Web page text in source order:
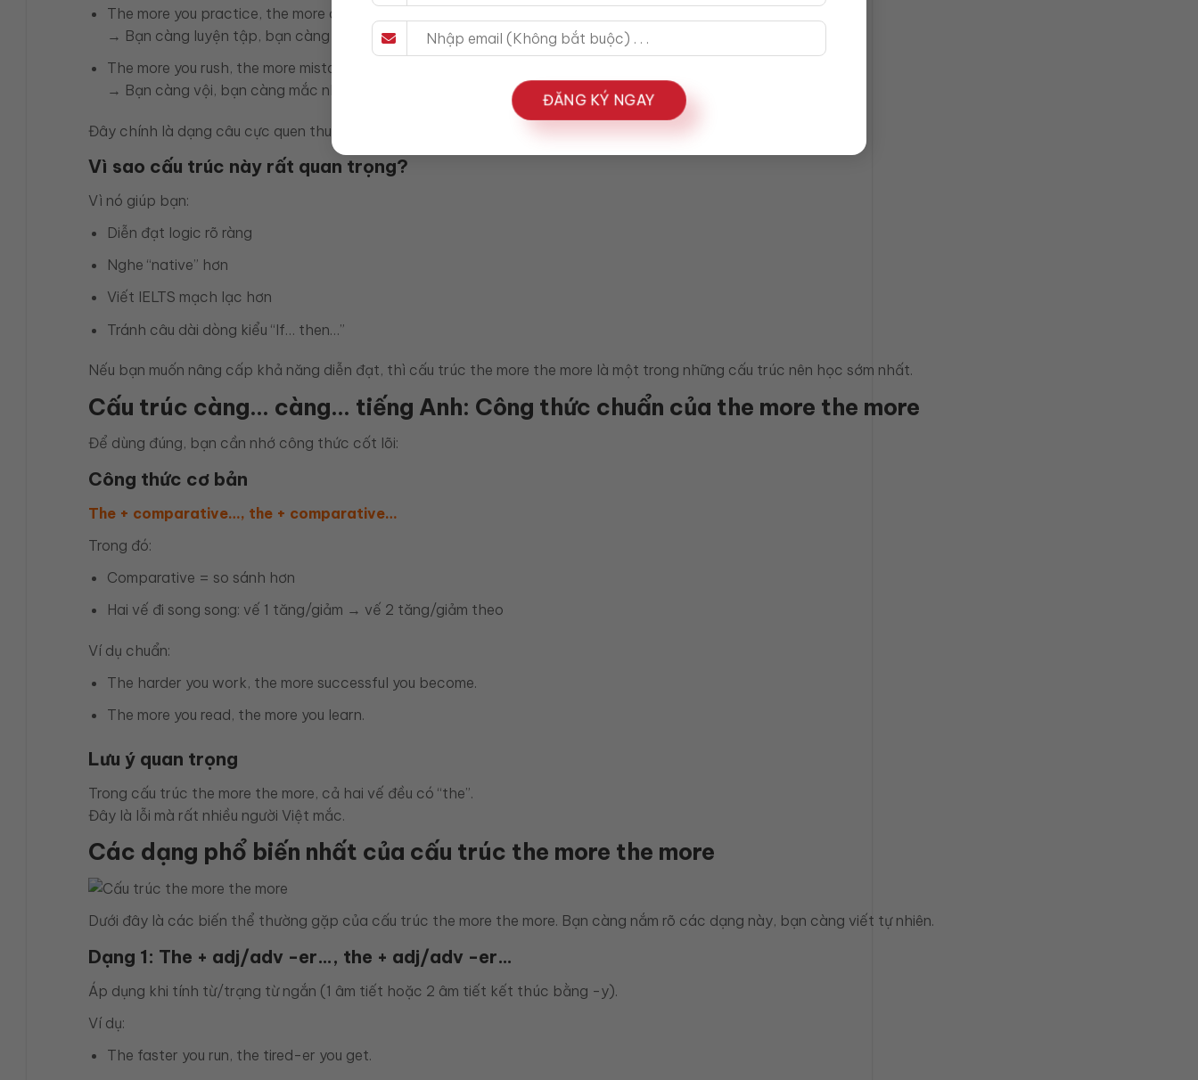
ĐĂNG KÝ NGAY
The more you practice, the more confident you become.
→ Bạn càng luyện tập, bạn càng tự tin.
The more you rush, the more mistakes you make.
→ Bạn càng vội, bạn càng mắc nhiều lỗi.
Đây chính là dạng câu cực quen thuộc của cấu trúc càng… càng… tiếng Anh.
Vì sao cấu trúc này rất quan trọng?
Vì nó giúp bạn:
Diễn đạt logic rõ ràng
Nghe “native” hơn
Viết IELTS mạch lạc hơn
Tránh câu dài dòng kiểu “If… then…”
Nếu bạn muốn nâng cấp khả năng diễn đạt, thì cấu trúc the more the more là một trong những cấu trúc nên học sớm nhất.
Cấu trúc càng… càng… tiếng Anh: Công thức chuẩn của the more the more
Để dùng đúng, bạn cần nhớ công thức cốt lõi:
Công thức cơ bản
The + comparative…, the + comparative…
Trong đó:
Comparative = so sánh hơn
Hai vế đi song song: vế 1 tăng/giảm → vế 2 tăng/giảm theo
Ví dụ chuẩn:
The harder you work, the more successful you become.
The more you read, the more you learn.
Lưu ý quan trọng
Trong cấu trúc the more the more, cả hai vế đều có “the”.
Đây là lỗi mà rất nhiều người Việt mắc.
Các dạng phổ biến nhất của cấu trúc the more the more
Dưới đây là các biến thể thường gặp của cấu trúc the more the more. Bạn càng nắm rõ các dạng này, bạn càng viết tự nhiên.
Dạng 1: The + adj/adv -er…, the + adj/adv -er…
Áp dụng khi tính từ/trạng từ ngắn (1 âm tiết hoặc 2 âm tiết kết thúc bằng -y).
Ví dụ:
The faster you run, the tired-er you get.